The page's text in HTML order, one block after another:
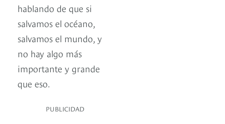
hablando de que si
salvamos el océano,
salvamos el mundo, y
no hay algo más
importante y grande
que eso.
PUBLICIDAD